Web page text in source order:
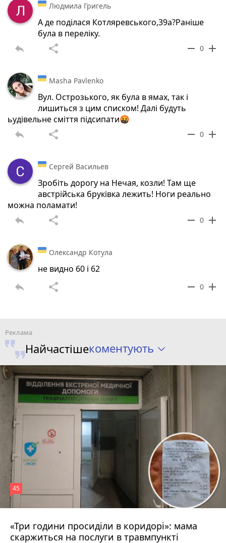
Людмила Григель
А де поділася Котляревського,39а?Раніше
була в переліку.
reply share remove 0 add
Masha Pavlenko
Вул. Острозького, як була в ямах, так і
лишиться з цим списком! Далі будуть
ьудівельне сміття підсипати🤬
reply share remove 0 add
Сергей Васильев
Зробіть дорогу на Нечая, козли! Там ще
австрійська бруківка лежить! Ноги реально
можна поламати!
reply share remove 0 add
Олександр Котула
не видно 60 і 62
reply share remove 0 add
Найчастішекоментують
«Три години просиділи в коридорі»: мама
скаржиться на послуги в травмпункті
45
Вчора о 13:05